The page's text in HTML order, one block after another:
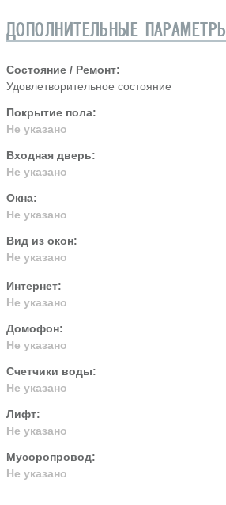
ДОПОЛНИТЕЛЬНЫЕ ПАРАМЕТРЫ
Состояние / Ремонт:
Удовлетворительное состояние
Покрытие пола:
Не указано
Входная дверь:
Не указано
Окна:
Не указано
Вид из окон:
Не указано
Интернет:
Не указано
Домофон:
Не указано
Счетчики воды:
Не указано
Лифт:
Не указано
Мусоропровод:
Не указано